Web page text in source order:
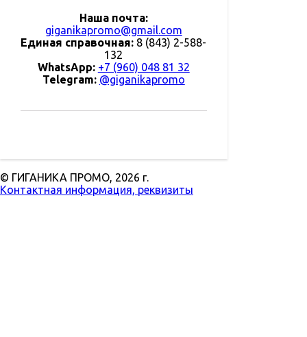
Наша почта:
giganikapromo@gmail.com
Единая справочная: 8 (843) 2-588-
132
WhatsApp: +7 (960) 048 81 32
Telegram: @giganikapromo
© ГИГАНИКА ПРОМО, 2026 г.
Контактная информация, реквизиты